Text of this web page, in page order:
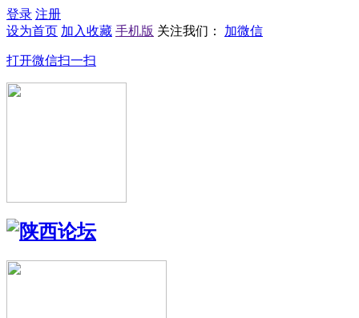
登录 注册
设为首页 加入收藏 手机版 关注我们： 加微信
打开微信扫一扫